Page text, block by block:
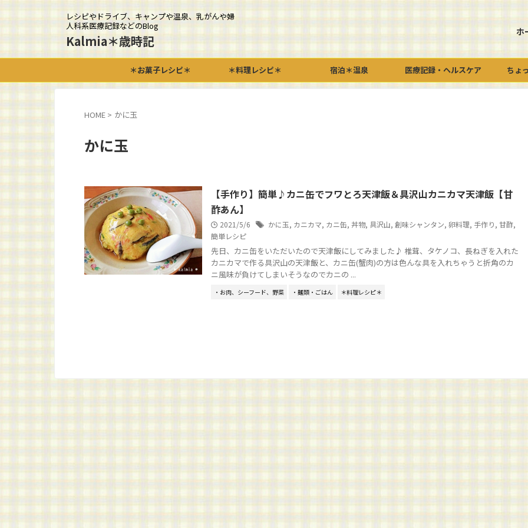
レシピやドライブ、キャンプや温泉、乳がんや婦
人科系医療記録などのBlog
Kalmia＊歳時記
ホ
＊お菓子レシピ＊ ＊料理レシピ＊ 宿泊＊温泉 医療記録・ヘルスケア ちょ
HOME > かに玉
かに玉
【手作り】簡単♪カニ缶でフワとろ天津飯＆具沢山カニカマ天津飯【甘
酢あん】
2021/5/6 かに玉, カニカマ, カニ缶, 丼物, 具沢山, 創味シャンタン, 卵料理, 手作り, 甘酢,
簡単レシピ
先日、カニ缶をいただいたので天津飯にしてみました♪ 椎茸、タケノコ、長ねぎを入れた
カニカマで作る具沢山の天津飯と、カニ缶(蟹肉)の方は色んな具を入れちゃうと折角のカ
ニ風味が負けてしまいそうなのでカニの ...
・お肉、シーフード、野菜 ・麺類・ごはん ＊料理レシピ＊